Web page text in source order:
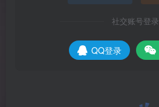
社交账号登录
QQ登录